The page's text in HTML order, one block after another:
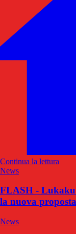
Continua la lettura
News
FLASH - Lukaku
la nuova
News